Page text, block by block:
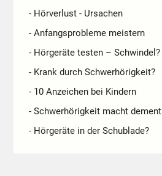
- Hörverlust - Ursachen
- Anfangsprobleme meistern
- Hörgeräte testen – Schwindel?
- Krank durch Schwerhörigkeit?
- 10 Anzeichen bei Kindern
- Schwerhörigkeit macht dement
- Hörgeräte in der Schublade?